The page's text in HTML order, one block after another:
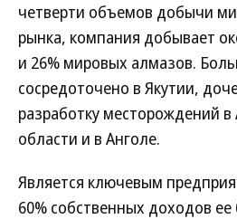
четверти объемов добычи
рынка, компания добывает
и 26% мировых алмазов.
сосредоточено в Якутии,
разработку месторождений в
области и в Анголе.
Является ключевым
60% собственных доходов